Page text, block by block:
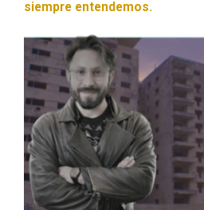
siempre entendemos.